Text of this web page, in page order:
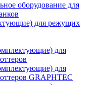
оборудование для
для режущих
для
для
GRAPHTEC